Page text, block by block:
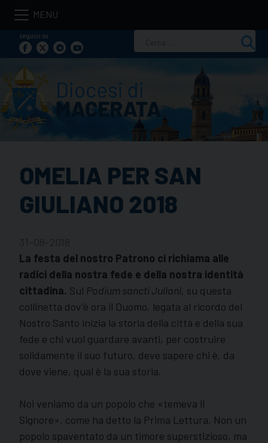
Skip
contentseguici su
per:
OMELIA PER SAN
GIULIANO 2018
La festa del nostro Patrono ci richiama alle
radici della nostra fede e della nostra identità
cittadina. Sul Podium sancti Juliani, su questa
collinetta dov’è ora il Duomo, legata al ricordo del
Nostro Santo inizia la storia della città e della sua
fede e chi vuol guardare avanti, per costruire
solidamente il suo futuro, deve sapere chi è, da
dove viene, qual è la sua storia.
Noi veniamo da un popolo che «temeva il
Signore», come ha detto la Prima Lettura. Non un
popolo spaventato da un timore superstizioso, ma